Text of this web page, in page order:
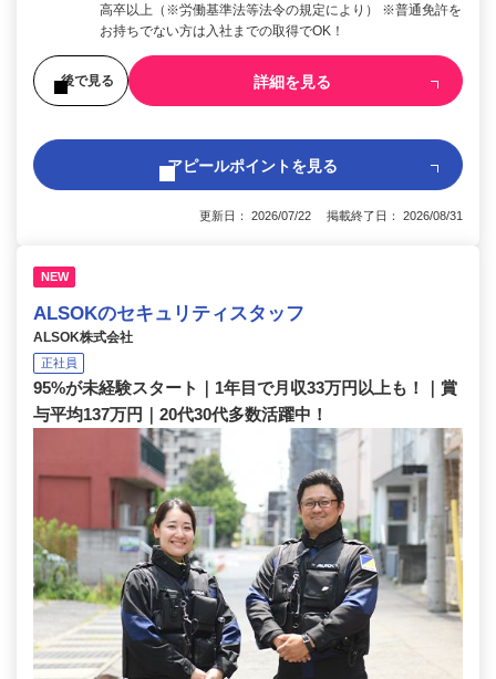
高卒以上（※労働基準法等法令の規定により） ※普通免許を
お持ちでない方は入社までの取得でOK！
後で見る 詳細を見る
アピールポイントを見る
更新日： 2026/07/22 掲載終了日： 2026/08/31
NEW
ALSOKのセキュリティスタッフ
ALSOK株式会社
正社員
95%が未経験スタート｜1年目で月収33万円以上も！｜賞
与平均137万円｜20代30代多数活躍中！